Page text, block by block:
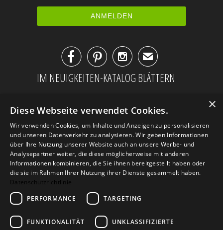
✉
IM NEUIGKEITEN-KATALOG BLÄTTERN
AGB Datenschutz
Impressum
Kontakt
×
Diese Webseite verwendet Cookies.
Wir verwenden Cookies, um Inhalte und Anzeigen zu personalisieren
und unseren Datenverkehr zu analysieren. Wir geben Informationen
über Ihre Nutzung unserer Website auch an unsere Werbe- und
Analysepartner weiter, die diese möglicherweise mit anderen
Informationen kombinieren, die Sie ihnen bereitgestellt haben oder
die sie im Rahmen Ihrer Nutzung ihrer Dienste gesammelt haben.
Datenschutzrichtlinie
PERFORMANCE
TARGETING
FUNKTIONALITÄT UNKLASSIFIZIERTE